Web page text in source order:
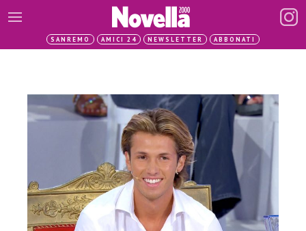
SANREMO AMICI 24 NEWSLETTER ABBONATI